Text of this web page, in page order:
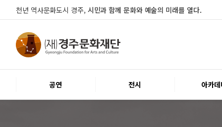
천년 역사문화도시 경주, 시민과 함께 문화와 예술의 미래를 열다.
공연 전시 아카